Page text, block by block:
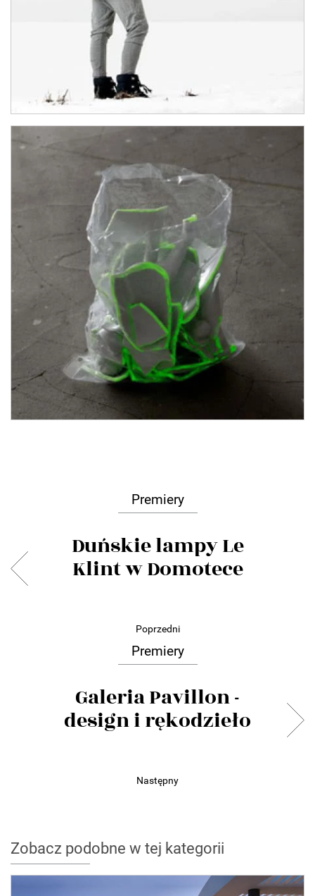
Premiery
Duńskie lampy Le
Klint w Domotece
Poprzedni
Premiery
Galeria Pavillon -
design i rękodzieło
Następny
Zobacz podobne w tej kategorii